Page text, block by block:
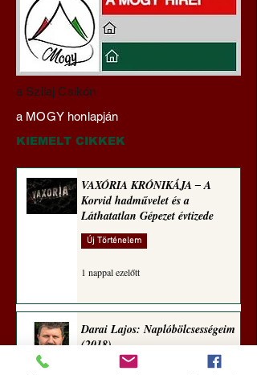
Hajdu Zoltán:
Transzhumanizmus és
technomorál ‒ 21/28.
Rugalmas technomorál:
a Szilaj Csikón
a MOGY honlapján
KIEMELT CIKKEK
VAXÓRIA KRÓNIKÁJA ‒ A
Korvid hadművelet és a
Láthatatlan Gépezet évtizede
Új Történelem
1 nappal ezelőtt
Darai Lajos: Naplóbölcsességeim
(2018)